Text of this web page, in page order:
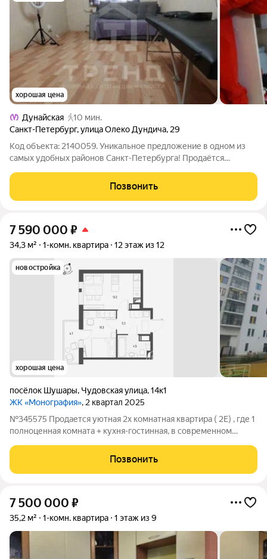
хорошая цена
Дунайская
10 мин.
Санкт-Петербург,улица Олеко Дундича, 29
Код объекта: 2140059. Уникальное предложение в одном из
самых удобных районов Санкт-Петербурга! Продаётся
комфорт и функциональность.
Позвонить
7 590 000 ₽
34,3 м² 1-комн. квартира 12 этаж из 12
новостройка
хорошая цена
посёлок Шушары, Чудовская улица,14к1
ЖК «Монография», 2 квартал 2025
№345575 Продается уютная 2х комнатная квартира ( 2Е) , где 1
полноценная комната + кухня-гостинная, в современном
класса. На этаже 12 квартир. Закрытый двор. Парные
выполнены в современном стиле.
Позвонить
7 500 000 ₽
35,2 м² 1-комн. квартира 1 этаж из 9